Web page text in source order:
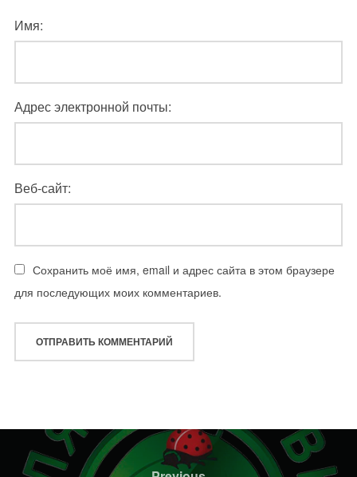
Имя:
Адрес электронной почты:
Веб-сайт:
Сохранить моё имя, email и адрес сайта в этом браузере
для последующих моих комментариев.
Навигация